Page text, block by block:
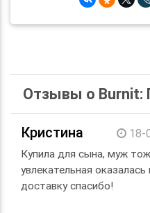
Отзывы о Burnit:
Кристина 18-
Купила для сына, муж
увлекательная
доставку спасибо!